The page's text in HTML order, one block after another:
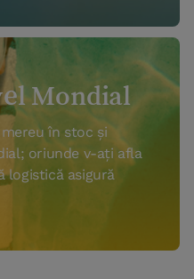
Mondial
în stoc și
oriunde v-ați afla
logistică asigură